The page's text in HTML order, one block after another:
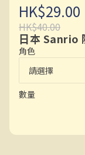
HK$29.00
HK$40.00
日本 Sanrio
角色
數量